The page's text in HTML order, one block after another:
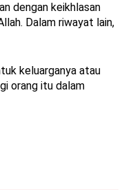
dengan keikhlasan
Dalam riwayat lain,
keluarganya atau
orang itu dalam